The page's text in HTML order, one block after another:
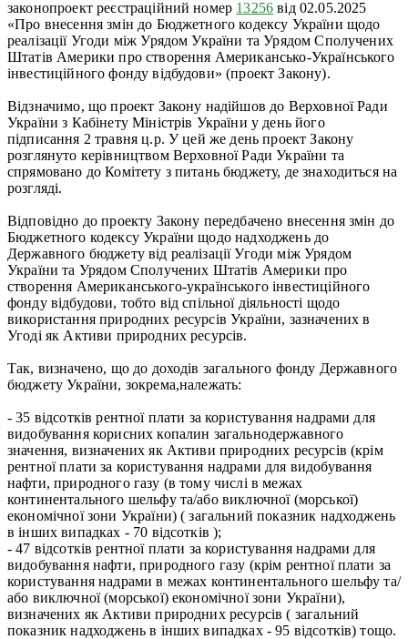
законопроект реєстраційний номер 13256 від 02.05.2025
«Про внесення змін до Бюджетного кодексу України щодо
реалізації Угоди між Урядом України та Урядом Сполучених
Штатів Америки про створення Американсько-Українського
інвестиційного фонду відбудови» (проект Закону).
Відзначимо, що проект Закону надійшов до Верховної Ради
України з Кабінету Міністрів України у день його
підписання 2 травня ц.р. У цей же день проект Закону
розглянуто керівництвом Верховної Ради України та
спрямовано до Комітету з питань бюджету, де знаходиться на
розгляді.
Відповідно до проекту Закону передбачено внесення змін до
Бюджетного кодексу України щодо надходжень до
Державного бюджету від реалізації Угоди між Урядом
України та Урядом Сполучених Штатів Америки про
створення Американського-українського інвестиційного
фонду відбудови, тобто від спільної діяльності щодо
використання природних ресурсів України, зазначених в
Угоді як Активи природних ресурсів.
Так, визначено, що до доходів загального фонду Державного
бюджету України, зокрема,належать:
- 35 відсотків рентної плати за користування надрами для
видобування корисних копалин загальнодержавного
значення, визначених як Активи природних ресурсів (крім
рентної плати за користування надрами для видобування
нафти, природного газу (в тому числі в межах
континентального шельфу та/або виключної (морської)
економічної зони України) ( загальний показник надходжень
в інших випадках - 70 відсотків );
- 47 відсотків рентної плати за користування надрами для
видобування нафти, природного газу (крім рентної плати за
користування надрами в межах континентального шельфу та/
або виключної (морської) економічної зони України),
визначених як Активи природних ресурсів ( загальний
показник надходжень в інших випадках - 95 відсотків) тощо.